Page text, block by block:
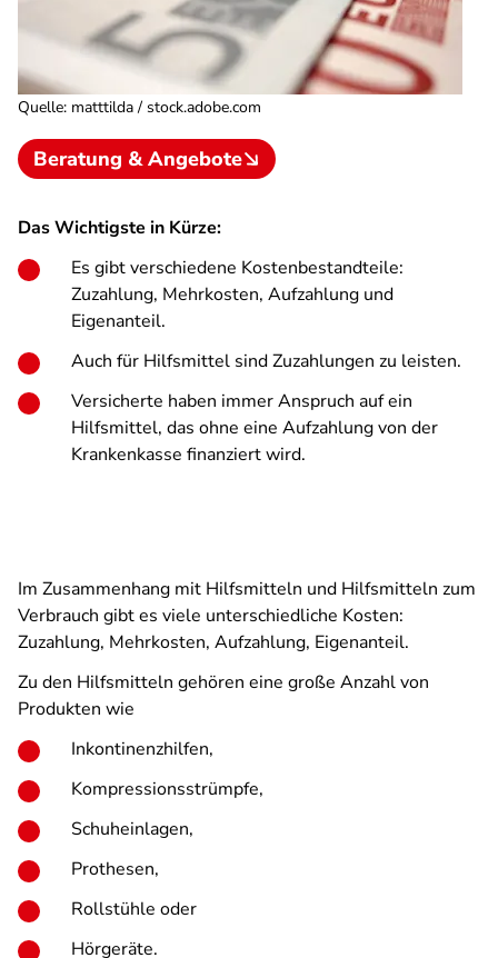
Quelle: matttilda / stock.adobe.com
Beratung & Angebote
Das Wichtigste in Kürze:
Es gibt verschiedene Kostenbestandteile:
Zuzahlung, Mehrkosten, Aufzahlung und
Eigenanteil.
Auch für Hilfsmittel sind Zuzahlungen zu leisten.
Versicherte haben immer Anspruch auf ein
Hilfsmittel, das ohne eine Aufzahlung von der
Krankenkasse finanziert wird.
Im Zusammenhang mit Hilfsmitteln und Hilfsmitteln zum
Verbrauch gibt es viele unterschiedliche Kosten:
Zuzahlung, Mehrkosten, Aufzahlung, Eigenanteil.
Zu den Hilfsmitteln gehören eine große Anzahl von
Produkten wie
Inkontinenzhilfen,
Kompressionsstrümpfe,
Schuheinlagen,
Prothesen,
Rollstühle oder
Hörgeräte.